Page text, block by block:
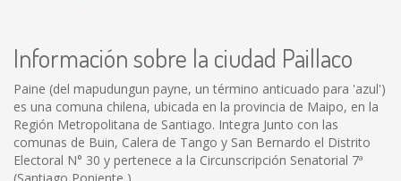
Información sobre la ciudad Paillaco
Paine (del mapudungun payne, un término anticuado para 'azul')
es una comuna chilena, ubicada en la provincia de Maipo, en la
Región Metropolitana de Santiago. Integra Junto con las
comunas de Buin, Calera de Tango y San Bernardo el Distrito
Electoral N° 30 y pertenece a la Circunscripción Senatorial 7ª